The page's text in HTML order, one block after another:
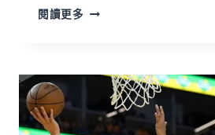
閱讀更多